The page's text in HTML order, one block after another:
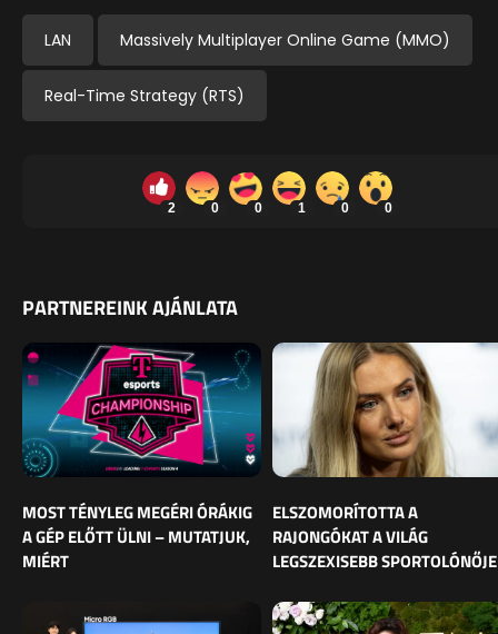
LAN Massively Multiplayer Online Game (MMO)
Real-Time Strategy (RTS)
2 0 0 1 0 0
PARTNEREINK AJÁNLATA
MOST TÉNYLEG MEGÉRI ÓRÁKIG
A GÉP ELŐTT ÜLNI – MUTATJUK,
MIÉRT
ELSZOMORÍTOTTA A
RAJONGÓKAT A VILÁG
LEGSZEXISEBB SPORTOLÓNŐJE